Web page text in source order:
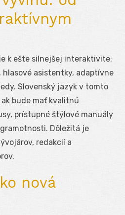
k ešte silnejšej interaktivite:
hlasové asistentky, adaptívne
Slovenský jazyk v tomto
bude mať kvalitnú
prístupné štýlové manuály
Dôležitá je
redakcií a
nová